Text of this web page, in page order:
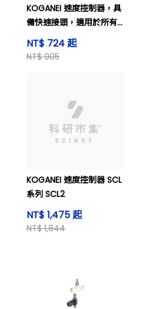
KOGANEI 速度控制器，具
備快速接頭，適用於所有
系列 SSU8。
NT$ 724 起
NT$ 905
KOGANEI 速度控制器 SCL
系列 SCL2
NT$ 1,475 起
NT$ 1,844